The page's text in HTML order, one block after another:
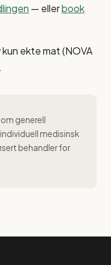
— ellerbook
ekte mat (NOVA
.
generell
medisinsk
behandler for